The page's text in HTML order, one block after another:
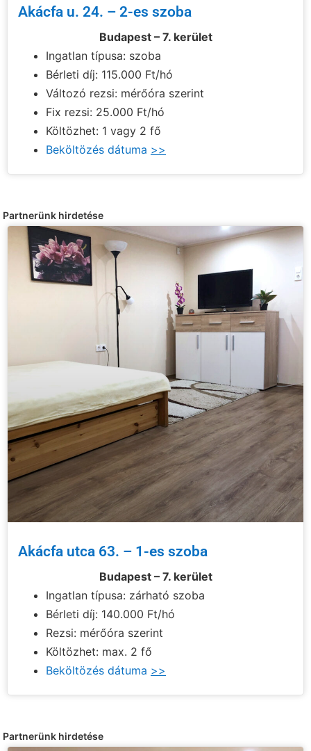
Akácfa u. 24. – 2-es szoba
Budapest – 7. kerület
Ingatlan típusa: szoba
Bérleti díj: 115.000 Ft/hó
Változó rezsi: mérőóra szerint
Fix rezsi: 25.000 Ft/hó
Költözhet: 1 vagy 2 fő
Beköltözés dátuma >>
Akácfa utca 63. – 1-es szoba
Budapest – 7. kerület
Ingatlan típusa: zárható szoba
Bérleti díj: 140.000 Ft/hó
Rezsi: mérőóra szerint
Költözhet: max. 2 fő
Beköltözés dátuma >>